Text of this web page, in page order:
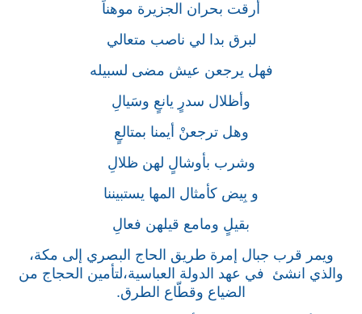
أرقت بحران الجزيرة موهناً
لبرق بدا لي ناصب متعالي
فهل يرجعن عيش مضى لسبيله
وأظلال سدرٍ يانعٍ وسَيالِ
وهل ترجعنْ أيمنا بمتالعٍ
وشرب بأوشالٍ لهن ظلالِ
و بِيض كأمثال المها يستبيننا
بقيلٍ ومامع قيلهن فعالِ
ويمر قرب جبال إمرة طريق الحاج البصري إلى مكة،
والذي انشئ في عهد الدولة العباسية،لتأمين الحجاج من
الضياع وقطّاع الطرق.